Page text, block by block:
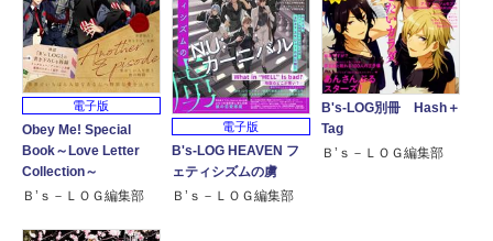
電子版
Obey Me! Special
Book～Love Letter
Collection～
Ｂ’ｓ－ＬＯＧ編集部
電子版
B's-LOG HEAVEN フ
ェティシズムの虜
Ｂ’ｓ－ＬＯＧ編集部
B's-LOG別冊 Hash＋
Tag
Ｂ’ｓ－ＬＯＧ編集部